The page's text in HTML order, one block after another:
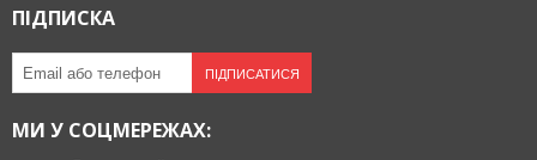
ПІДПИСКА
ПІДПИСАТИСЯ
МИ У СОЦМЕРЕЖАХ: